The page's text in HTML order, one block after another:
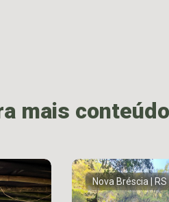
mais
Nova Bréscia | RS